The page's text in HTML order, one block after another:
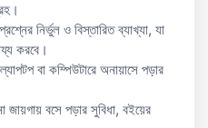
নির্ভুল ও বিস্তারিত ব্যাখ্যা, যা
করবে।
বা কম্পিউটারে অনায়াসে পড়ার
জায়গায় বসে পড়ার সুবিধা, বইয়ের